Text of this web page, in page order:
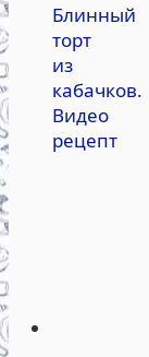
Блинный
торт
из
кабачков.
Видео
рецепт